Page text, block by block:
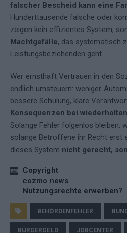
falscher Bescheid kann eine
Hunderttausende falsche oder
zeigen kein effizientes System,
Machtgefälle, das systematisch
Leistungsbeziehenden geht.
Wer ernsthaft Vertrauen in den
endlich umsteuern: weniger
bessere Schulung, klare
Konsequenzen bei
Solange Fehler folgenlos bleiben,
solange Betroffene ihr Recht erst
dieses System nicht gerecht,
Copyright
cozmo news
Nutzungsrechte erwerben?
BEHÖRDENFEHLER
BÜRGERGELD JOBCENTER